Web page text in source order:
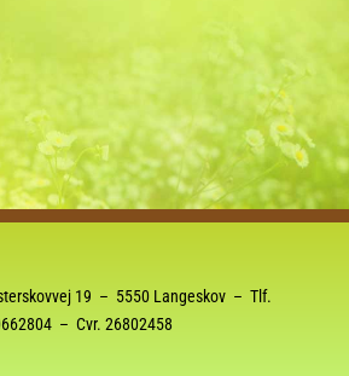
19 – 5550 Langeskov – Tlf.
– Cvr. 26802458